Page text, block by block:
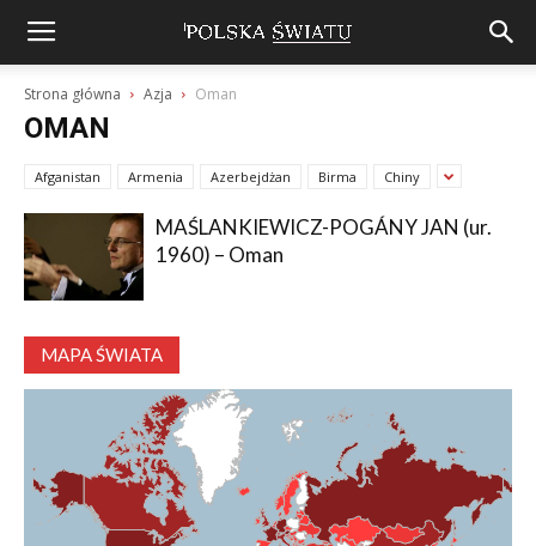
Strona główna Azja Oman
OMAN
Afganistan Armenia Azerbejdżan Birma Chiny
MAŚLANKIEWICZ-POGÁNY JAN (ur.
1960) – Oman
MAPA ŚWIATA